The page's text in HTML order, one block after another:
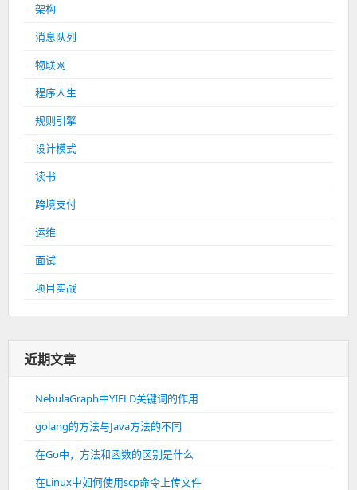
架构
消息队列
物联网
程序人生
规则引擎
设计模式
读书
跨境支付
运维
面试
项目实战
近期文章
NebulaGraph中YIELD关键词的作用
golang的方法与Java方法的不同
在Go中，方法和函数的区别是什么
在Linux中如何使用scp命令上传文件